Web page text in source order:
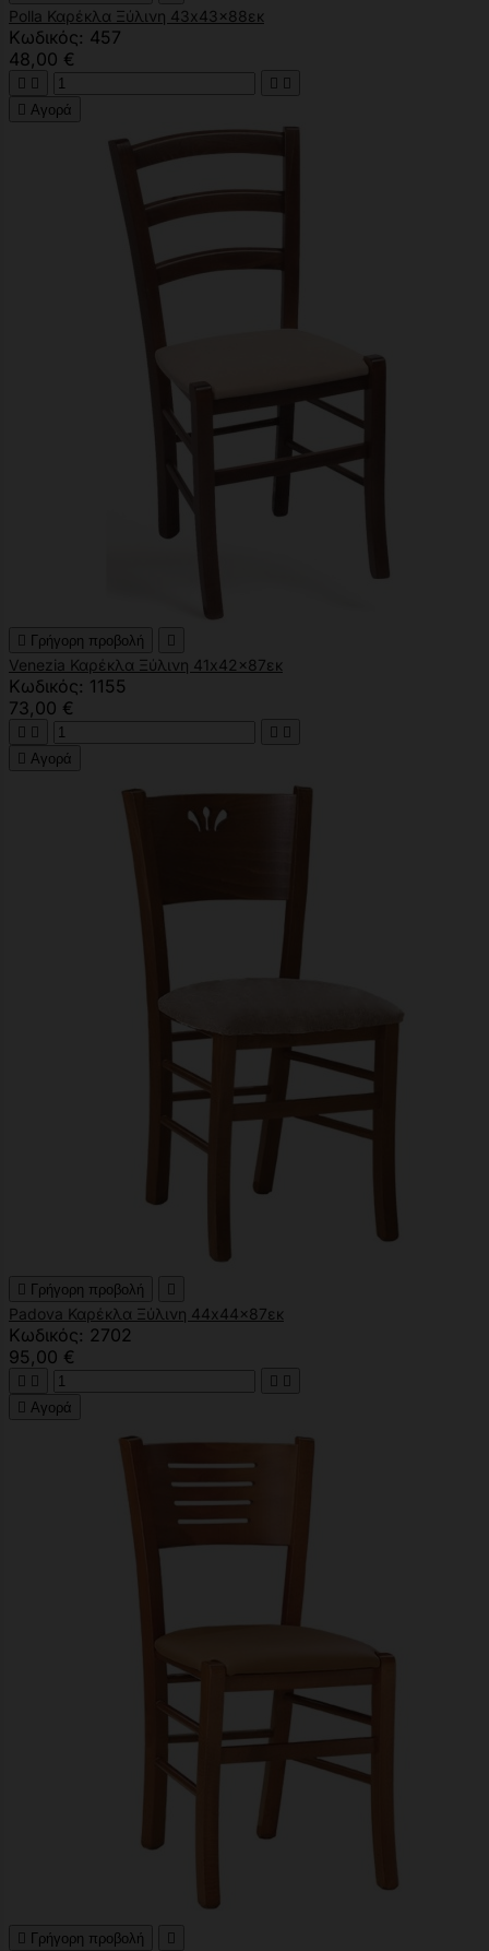
Polla Καρέκλα Ξύλινη 43x43x88εκ
Κωδικός: 457
48,00 €
   
 Αγορά
 Γρήγορη προβολή 
Venezia Καρέκλα Ξύλινη 41x42x87εκ
Κωδικός: 1155
73,00 €
   
 Αγορά
 Γρήγορη προβολή 
Padova Καρέκλα Ξύλινη 44x44x87εκ
Κωδικός: 2702
95,00 €
   
 Αγορά
 Γρήγορη προβολή 